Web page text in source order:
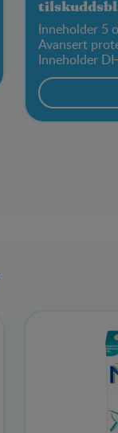
Inneholder 5
Avansert
Inneholder